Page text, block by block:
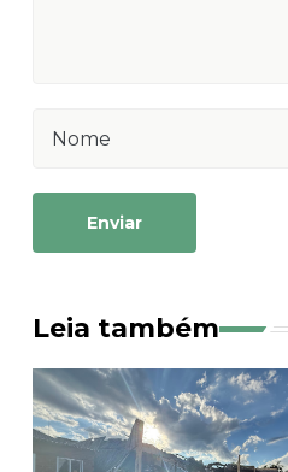
Enviar
Leia também